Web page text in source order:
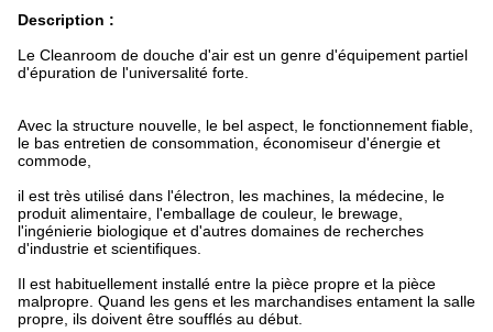
Description :
Le Cleanroom de douche d'air est un genre d'équipement partiel
d'épuration de l'universalité forte.
Avec la structure nouvelle, le bel aspect, le fonctionnement fiable,
le bas entretien de consommation, économiseur d'énergie et
commode,
il est très utilisé dans l'électron, les machines, la médecine, le
produit alimentaire, l'emballage de couleur, le brewage,
l'ingénierie biologique et d'autres domaines de recherches
d'industrie et scientifiques.
Il est habituellement installé entre la pièce propre et la pièce
malpropre. Quand les gens et les marchandises entament la salle
propre, ils doivent être soufflés au début.